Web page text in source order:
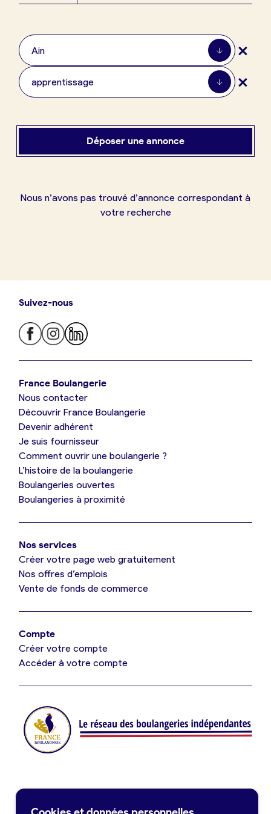
Je trouve ma boulangerie
Je suis boulanger
Je découvre France Boulangerie
Mes tarifs
Je référence ma boulangerie (gratuit)
Offres d’emploi
Je suis fournisseur
Je crée mon compte
Je crée mon compte Connexion
Ain +
apprentissage +
Déposer une annonce
Nous n’avons pas trouvé d’annonce correspondant à
votre recherche
Suivez-nous
France Boulangerie
Nous contacter
Découvrir France Boulangerie
Devenir adhérent
Je suis fournisseur
Comment ouvrir une boulangerie ?
L’histoire de la boulangerie
Boulangeries ouvertes
Boulangeries à proximité
Nos services
Créer votre page web gratuitement
Nos offres d’emplois
Vente de fonds de commerce
Compte
Créer votre compte
Accéder à votre compte